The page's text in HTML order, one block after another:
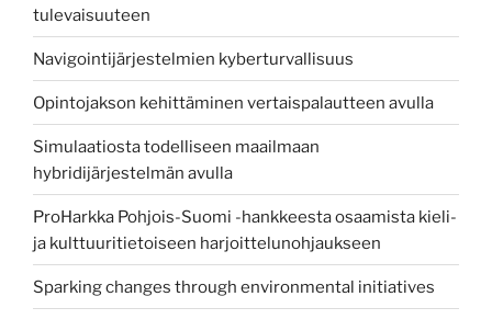
tulevaisuuteen
Navigointijärjestelmien kyberturvallisuus
Opintojakson kehittäminen vertaispalautteen avulla
Simulaatiosta todelliseen maailmaan
hybridijärjestelmän avulla
ProHarkka Pohjois-Suomi -hankkeesta osaamista kieli-
ja kulttuuritietoiseen harjoittelunohjaukseen
Sparking changes through environmental initiatives